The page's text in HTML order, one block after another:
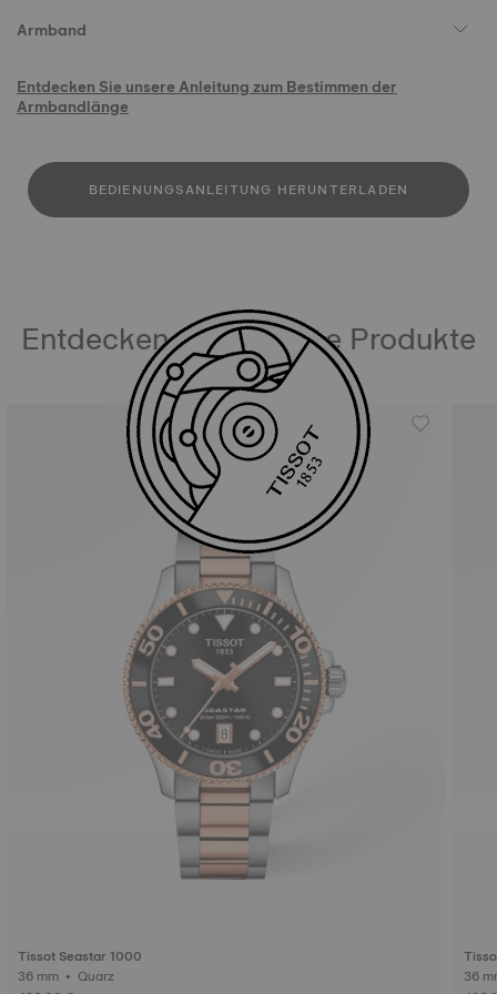
Armband
Entdecken Sie unsere Anleitung zum Bestimmen der
Armbandlänge
BEDIENUNGSANLEITUNG HERUNTERLADEN
Entdecken Sie ähnliche Produkte
Tissot Seastar 1000
36 mm • Quarz